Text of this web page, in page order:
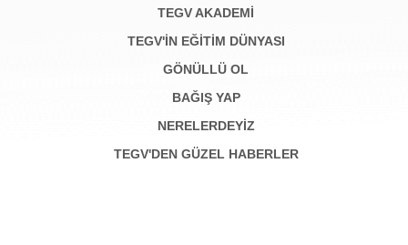
TEGV AKADEMI
TEGV'İN EĞİTİM DÜNYASI
GÖNÜLLÜ OL
BAĞIŞ YAP
NERELERDEYİZ
TEGV'DEN GÜZEL HABERLER